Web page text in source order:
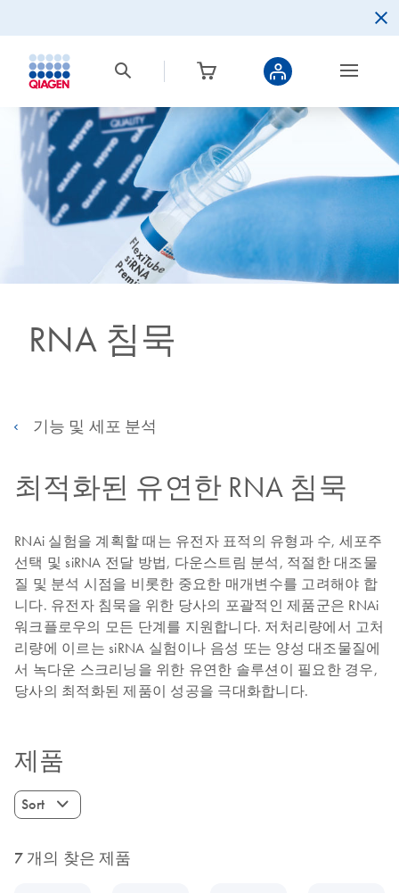
RNA 침묵
기능 및 세포 분석
최적화된 유연한 RNA 침묵
RNAi 실험을 계획할 때는 유전자 표적의 유형과 수, 세포주
선택 및 siRNA 전달 방법, 다운스트림 분석, 적절한 대조물
질 및 분석 시점을 비롯한 중요한 매개변수를 고려해야 합
니다. 유전자 침묵을 위한 당사의 포괄적인 제품군은 RNAi
워크플로우의 모든 단계를 지원합니다. 저처리량에서 고처
리량에 이르는 siRNA 실험이나 음성 또는 양성 대조물질에
서 녹다운 스크리닝을 위한 유연한 솔루션이 필요한 경우,
당사의 최적화된 제품이 성공을 극대화합니다.
제품
Sort
7 개의 찾은 제품